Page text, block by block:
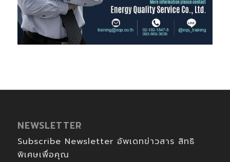
NEWSLETTER
Subscribe Newsletter อัพเดทข่าวสาร สิทธิ
พิเศษเพื่อคุณ